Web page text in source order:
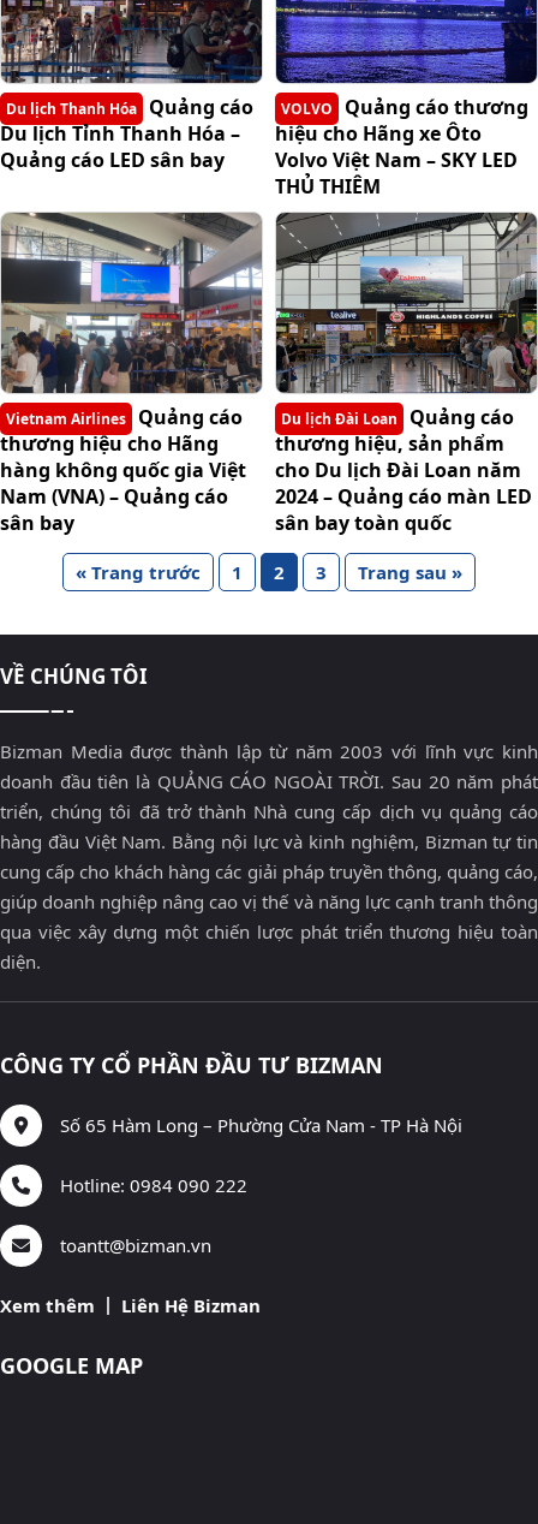
Du lịch Thanh Hóa
Quảng cáo
Du lịch Tỉnh Thanh Hóa –
Quảng cáo LED sân bay
VOLVO
Quảng cáo thương
hiệu cho Hãng xe Ôto
Volvo Việt Nam – SKY LED
THỦ THIÊM
Vietnam Airlines
Quảng cáo
thương hiệu cho Hãng
hàng không quốc gia Việt
Nam (VNA) – Quảng cáo
sân bay
Du lịch Đài Loan
Quảng cáo
thương hiệu, sản phẩm
cho Du lịch Đài Loan năm
2024 – Quảng cáo màn LED
sân bay toàn quốc
« Trang trước 1 2 3 Trang sau »
VỀ CHÚNG TÔI
Bizman Media được thành lập từ năm 2003 với lĩnh vực kinh
doanh đầu tiên là QUẢNG CÁO NGOÀI TRỜI. Sau 20 năm phát
triển, chúng tôi đã trở thành Nhà cung cấp dịch vụ quảng cáo
hàng đầu Việt Nam. Bằng nội lực và kinh nghiệm, Bizman tự tin
cung cấp cho khách hàng các giải pháp truyền thông, quảng cáo,
giúp doanh nghiệp nâng cao vị thế và năng lực cạnh tranh thông
qua việc xây dựng một chiến lược phát triển thương hiệu toàn
diện.
CÔNG TY CỔ PHẦN ĐẦU TƯ BIZMAN
Số 65 Hàm Long – Phường Cửa Nam - TP Hà Nội
Hotline: 0984 090 222
toantt@bizman.vn
Xem thêm Liên Hệ Bizman
GOOGLE MAP